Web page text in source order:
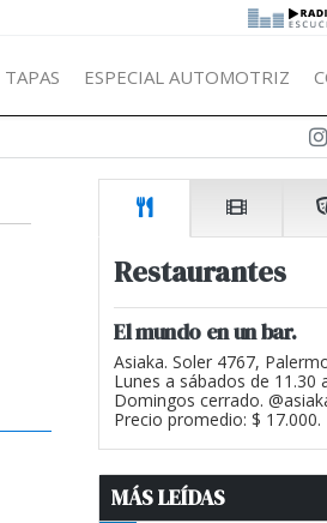
TAPAS ESPECIAL AUTOMOTRIZ
Restaurantes
El mundo en un bar.
Asiaka. Soler 4767,
Lunes a sábados de 11.30
Domingos cerrado.
Precio promedio: $ 17.000.
MÁS LEÍDAS